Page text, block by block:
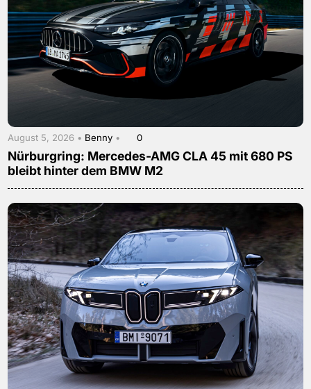
August 5, 2026 • Benny • 0
Nürburgring: Mercedes-AMG CLA 45 mit 680 PS
bleibt hinter dem BMW M2